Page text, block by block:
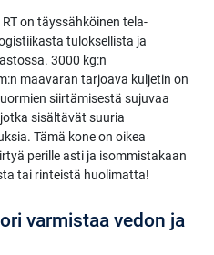
on täyssähköinen tela-
tuloksellista ja
3000 kg:n
maavaran tarjoava kuljetin on
siirtämisestä sujuvaa
sisältävät suuria
Tämä kone on oikea
perille asti ja isommistakaan
tai rinteistä huolimatta!
varmistaa vedon ja